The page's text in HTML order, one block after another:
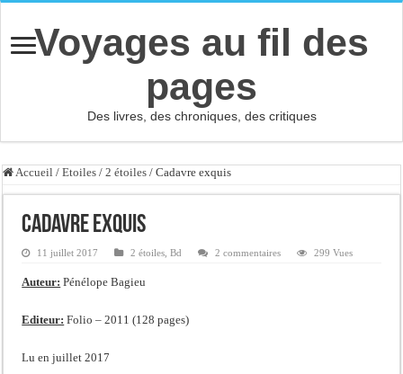
Voyages au fil des
pages
Des livres, des chroniques, des critiques
Accueil / Etoiles / 2 étoiles / Cadavre exquis
Cadavre exquis
11 juillet 2017 2 étoiles ,Bd 2 commentaires 299 Vues
Auteur: Pénélope Bagieu
Editeur: Folio – 2011 (128 pages)
Lu en juillet 2017